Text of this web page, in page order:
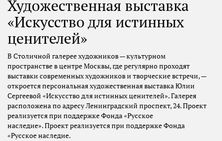
Художественная выставка
«Искусство для истинных
ценителей»
В Столичной галерее художников — культурном
пространстве в центре Москвы, где регулярно проходят
выставки современных художников и творческие встречи, —
откроется персональная художественная выставка Юлии
Сергеевой «Искусство для истинных ценителей». Галерея
расположена по адресу Ленинградский проспект, 24. Проект
реализуется при поддержке Фонда «Русское
наследие». Проект реализуется при поддержке Фонда
«Русское наследие.